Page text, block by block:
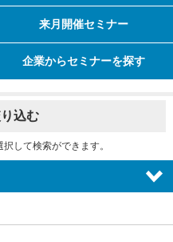
来月開催セミナー
企業からセミナーを探す
込む
して検索ができます。